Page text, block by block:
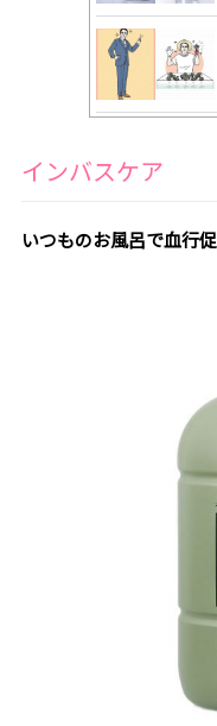
インバスケア
いつものお風呂で血行